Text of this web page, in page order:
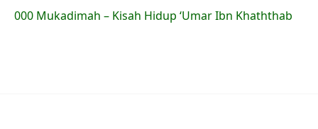
000 Mukadimah – Kisah Hidup ‘Umar Ibn Khaththab